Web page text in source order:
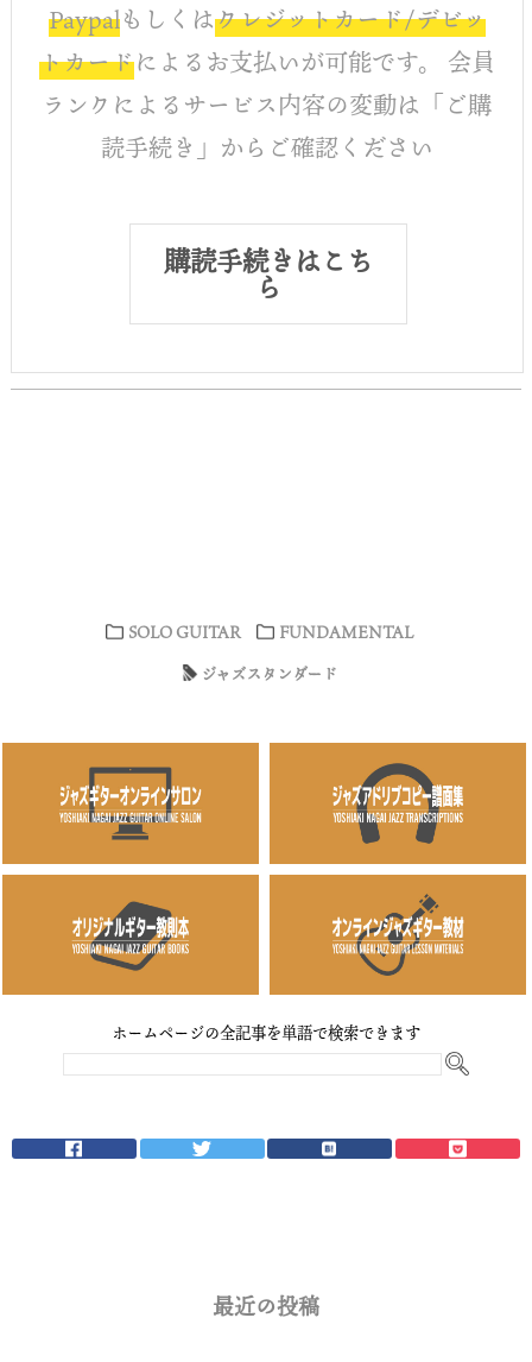
Paypalもしくはクレジットカード/デビッ
トカードによるお支払いが可能です。 会員
ランクによるサービス内容の変動は「ご購
読手続き」からご確認ください
購読手続きはこち
ら
SOLO GUITAR
FUNDAMENTAL
ジャズスタンダード
ホームページの全記事を単語で検索できます
最近の投稿